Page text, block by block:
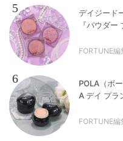
5
デイジード
『パウダ
FORTUNE編
6
POLA（ポ
A デイ プラ
FORTUNE編